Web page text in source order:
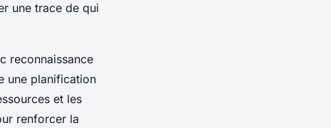
une trace de qui
reconnaissance
une planification
et les
renforcer la